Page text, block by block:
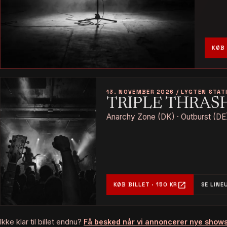
KØB
13. NOVEMBER 2026 / LYGTEN
TRIPLE
Anarchy Zone (DK) · Outburst
KØB BILLET · 150 KR open_in_new SE
Ikke klar til billet endnu? Få besked når vi annoncerer nye